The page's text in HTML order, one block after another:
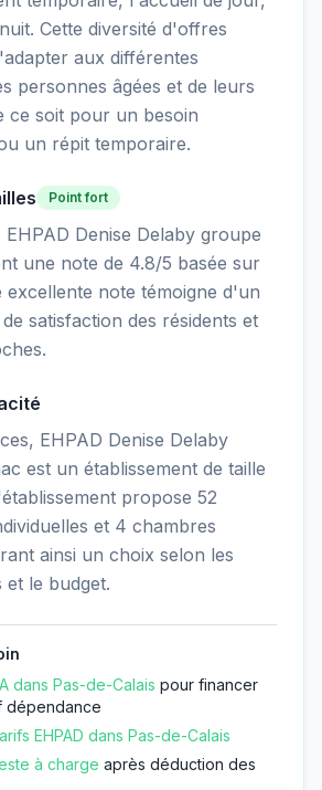
Cette diversité d'offres
aux différentes
personnes âgées et de leurs
ce soit pour un besoin
un répit temporaire.
Point fort
Denise Delaby groupe
une note de 4.8/5 basée sur
excellente note témoigne d'un
satisfaction des résidents et
EHPAD Denise Delaby
est un établissement de taille
propose 52
et 4 chambres
ainsi un choix selon les
le budget.
dans Pas-de-Calais pour financer
dépendance
EHPAD dans Pas-de-Calais
à charge après déduction des